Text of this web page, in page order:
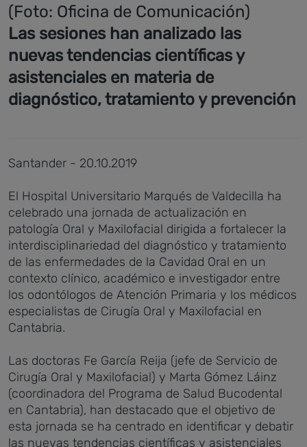
(Foto: Oficina de Comunicación)
Las sesiones han analizado las
nuevas tendencias científicas y
asistenciales en materia de
diagnóstico, tratamiento y prevención
Santander - 20.10.2019
El Hospital Universitario Marqués de Valdecilla ha
celebrado una jornada de actualización en
patología Oral y Maxilofacial dirigida a fortalecer la
interdisciplinariedad del diagnóstico y tratamiento
de las enfermedades de la Cavidad Oral en un
contexto clínico, académico e investigador entre
los odontólogos de Atención Primaria y los médicos
especialistas de Cirugía Oral y Maxilofacial en
Cantabria.
Las doctoras Fe García Reija (jefe de Servicio de
Cirugía Oral y Maxilofacial) y Marta Gómez Láinz
(coordinadora del Programa de Salud Bucodental
en Cantabria), han destacado que el objetivo de
esta jornada se ha centrado en identificar y debatir
las nuevas tendencias científicas y asistenciales